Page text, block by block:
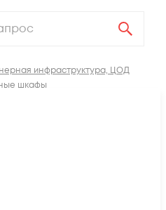
инфраструктура, ЦОД
шкафы